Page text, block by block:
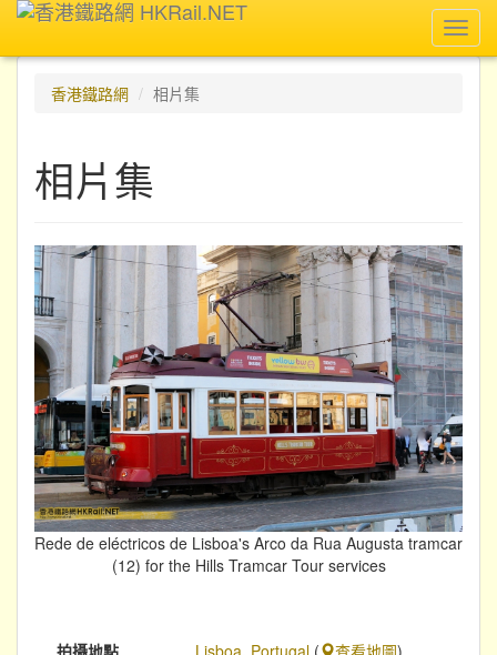
香港鐵路網
相片集
相片集
Rede de eléctricos de Lisboa's Arco da Rua Augusta tramcar
(12) for the Hills Tramcar Tour services
拍攝地點 Lisboa, Portugal ( 查看地圖)